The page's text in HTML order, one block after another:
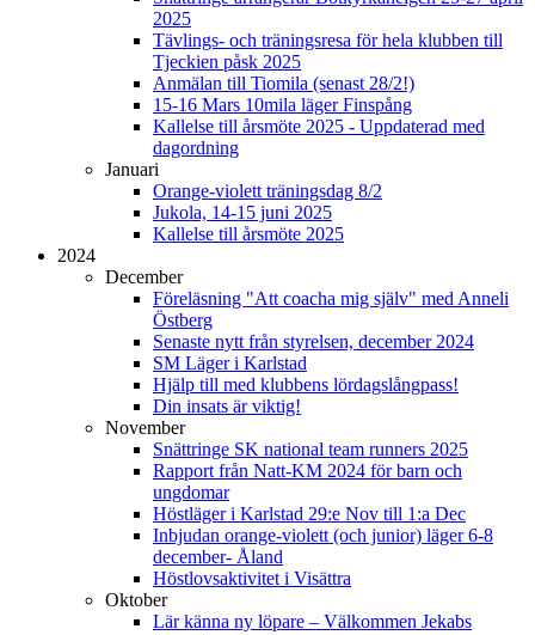
2025
Tävlings- och träningsresa för hela klubben till
Tjeckien påsk 2025
Anmälan till Tiomila (senast 28/2!)
15-16 Mars 10mila läger Finspång
Kallelse till årsmöte 2025 - Uppdaterad med
dagordning
Januari
Orange-violett träningsdag 8/2
Jukola, 14-15 juni 2025
Kallelse till årsmöte 2025
2024
December
Föreläsning "Att coacha mig själv" med Anneli
Östberg
Senaste nytt från styrelsen, december 2024
SM Läger i Karlstad
Hjälp till med klubbens lördagslångpass!
Din insats är viktig!
November
Snättringe SK national team runners 2025
Rapport från Natt-KM 2024 för barn och
ungdomar
Höstläger i Karlstad 29:e Nov till 1:a Dec
Inbjudan orange-violett (och junior) läger 6-8
december- Åland
Höstlovsaktivitet i Visättra
Oktober
Lär känna ny löpare – Välkommen Jekabs